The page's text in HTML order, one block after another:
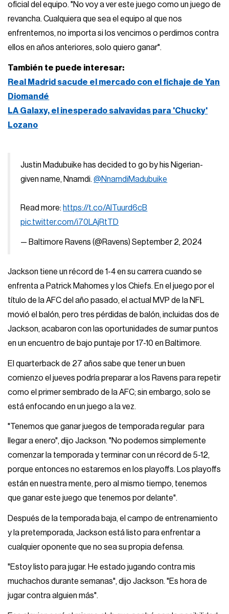
oficial del equipo. "No voy a ver este juego como un juego de
revancha. Cualquiera que sea el equipo al que nos
enfrentemos, no importa si los vencimos o perdimos contra
ellos en años anteriores, solo quiero ganar".
También te puede interesar:
Real Madrid sacude el mercado con el fichaje de Yan
Diomandé
LA Galaxy, el inesperado salvavidas para 'Chucky'
Lozano
Justin Madubuike has decided to go by his Nigerian-
given name, Nnamdi.@NnamdiMadubuike
Read more: https://t.co/AITuurd6cB
pic.twitter.com/i70LAjRtTD
— Baltimore Ravens (@Ravens)September 2, 2024
Jackson tiene un récord de 1-4 en su carrera cuando se
enfrenta a Patrick Mahomes y los Chiefs. En el juego por el
título de la AFC del año pasado, el actual MVP de la NFL
movió el balón, pero tres pérdidas de balón, incluidas dos de
Jackson, acabaron con las oportunidades de sumar puntos
en un encuentro de bajo puntaje por 17-10 en Baltimore.
El quarterback de 27 años sabe que tener un buen
comienzo el jueves podría preparar a los Ravens para repetir
como el primer sembrado de la AFC; sin embargo, solo se
está enfocando en un juego a la vez.
"Tenemos que ganar juegos de temporada regular para
llegar a enero", dijo Jackson. "No podemos simplemente
comenzar la temporada y terminar con un récord de 5-12,
porque entonces no estaremos en los playoffs. Los playoffs
están en nuestra mente, pero al mismo tiempo, tenemos
que ganar este juego que tenemos por delante".
Después de la temporada baja, el campo de entrenamiento
y la pretemporada, Jackson está listo para enfrentar a
cualquier oponente que no sea su propia defensa.
"Estoy listo para jugar. He estado jugando contra mis
muchachos durante semanas", dijo Jackson. "Es hora de
jugar contra alguien más".